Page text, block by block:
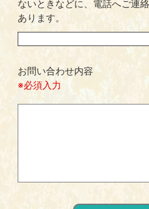
ないときなどに、電話へご連
あります。
お問い合わせ内容
※必須入力